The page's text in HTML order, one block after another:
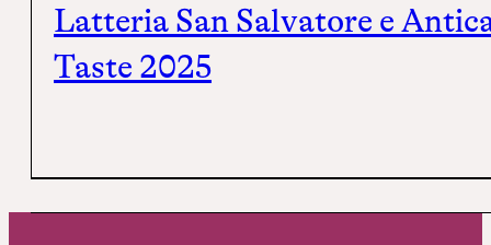
Latteria San Salvatore e
Taste 2025